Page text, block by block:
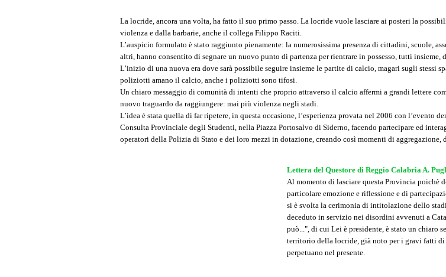
La locride, ancora una volta, ha fatto il suo primo passo. La locride vuole lasciare ai posteri la
violenza e dalla barbarie, anche il collega Filippo Raciti.
L’auspicio formulato è stato raggiunto pienamente: la numerosissima presenza di cittadini, scuole,
altri, hanno consentito di segnare un nuovo punto di partenza per rientrare in possesso, tutti
L’inizio di una nuova era dove sarà possibile seguire insieme le partite di calcio, magari sugli
poliziotti amano il calcio, anche i poliziotti sono tifosi.
Un chiaro messaggio di comunità di intenti che proprio attraverso il calcio affermi a grandi lettere
nuovo traguardo da raggiungere: mai più violenza negli stadi.
L’idea è stata quella di far ripetere, in questa occasione, l’esperienza provata nel 2006 con l’evento
Consulta Provinciale degli Studenti, nella Piazza Portosalvo di Siderno, facendo partecipare ed
operatori della Polizia di Stato e dei loro mezzi in dotazione, creando così momenti di
Lettera del Questore di Reggio Calabria A.
Al momento di lasciare questa Provincia poichè
particolare emozione e riflessione e di
si è svolta la cerimonia di intitolazione dello
deceduto in servizio nei disordini avvenuti a
può...", di cui Lei è presidente, è stato un chiaro
territorio della locride, già noto per i gravi fatti di
perpetuano nel presente.